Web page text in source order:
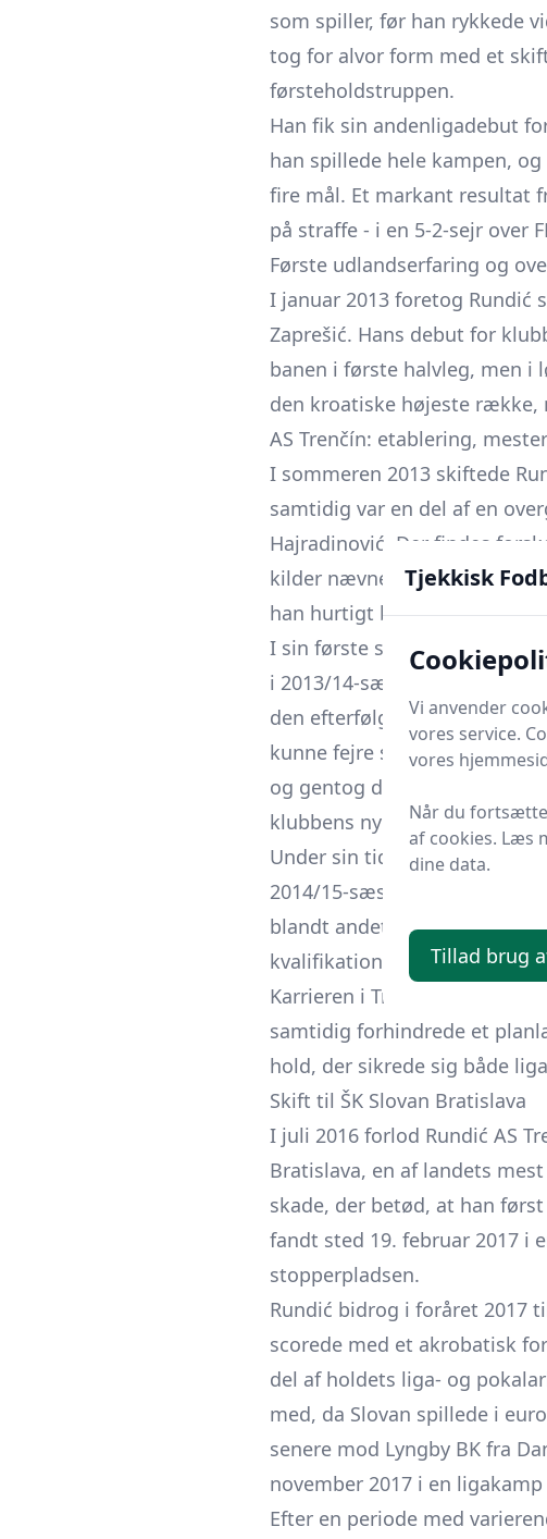
som spiller, før han rykkede
tog for alvor form med et
førsteholdstruppen.
Han fik sin andenligadebut
han spillede hele kampen,
fire mål. Et markant resultat
på straffe - i en 5-2-sejr over
Første udlandserfaring og
I januar 2013 foretog Rundić
Zaprešić. Hans debut for
banen i første halvleg, men i
den kroatiske højeste
AS Trenčín: etablering,
I sommeren 2013 skiftede
samtidig var en del af en
Hajradinović. Der findes
kilder nævner 28. juli 2013,
han hurtigt begyndte at
I sin første sæson i Slovakiet
i 2013/14-sæsonen i en
den efterfølgende sæson var
kunne fejre store triumfer:
og gentog dobbeltsejren i
klubbens nyere historie.
Under sin tid i Trenčín
2014/15-sæsonen var han
blandt andet mødte FK
kvalifikation til Champions
Karrieren i Trenčín blev
samtidig forhindrede et
hold, der sikrede sig både
Skift til ŠK Slovan Bratislava
I juli 2016 forlod Rundić AS
Bratislava, en af landets
skade, der betød, at han
fandt sted 19. februar 2017 i
stopperpladsen.
Rundić bidrog i foråret 2017
scorede med et akrobatisk
del af holdets liga- og
med, da Slovan spillede i
senere mod Lyngby BK fra
november 2017 i en
Efter en periode med
Tjekkisk
Vi anvender
vores service.
vores
Når du
af cookies. Læs
dine data.
Tillad brug